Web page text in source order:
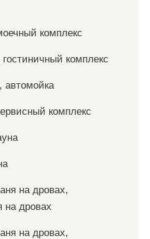
комплекс
комплекс
автомойка
комплекс
на дровах,
на дровах
на дровах,